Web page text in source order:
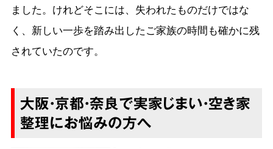
ました。けれどそこには、失われたものだけではな
く、新しい一歩を踏み出したご家族の時間も確かに残
されていたのです。
大阪・京都・奈良で実家じまい・空き家
整理にお悩みの方へ